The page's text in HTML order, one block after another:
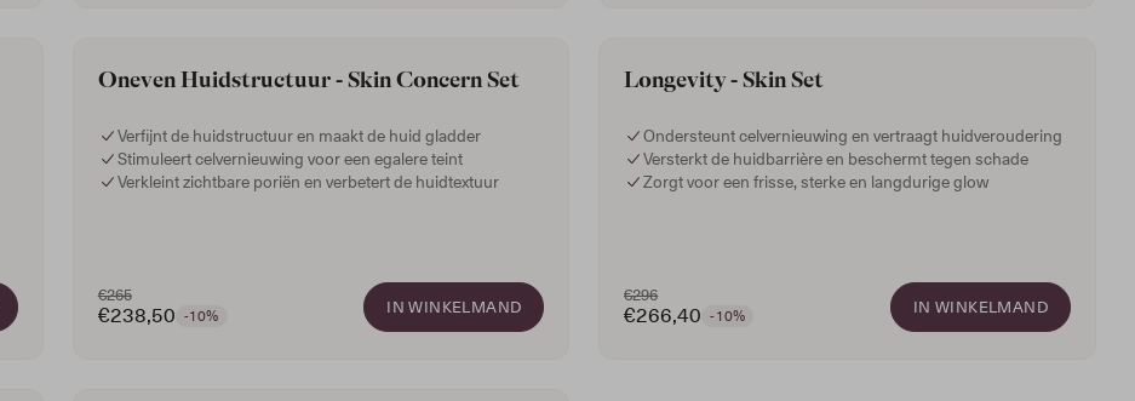
Oneven Huidstructuur - Skin Concern Set
Verfijnt de huidstructuur en maakt de huid gladder
Stimuleert celvernieuwing voor een egalere teint
Verkleint zichtbare poriën en verbetert de huidtextuur
€265
€238,50 -10% IN WINKELMAND
Longevity - Skin Set
Ondersteunt celvernieuwing en vertraagt huidveroudering
Versterkt de huidbarrière en beschermt tegen schade
Zorgt voor een frisse, sterke en langdurige glow
€296
€266,40 -10% IN WINKELMAND